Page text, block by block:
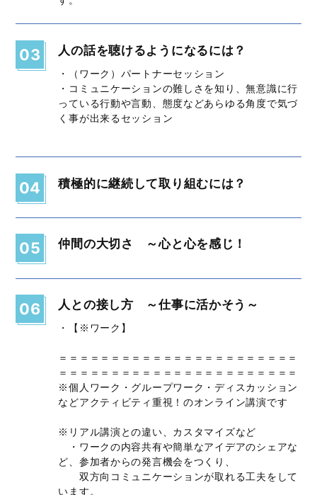
03 人の話を聴けるようになるには？
・（ワーク）パートナーセッション
・コミュニケーションの難しさを知り、無意識に行
っている行動や言動、態度などあらゆる角度で気づ
く事が出来るセッション
04 積極的に継続して取り組むには？
05 仲間の大切さ ～心と心を感じ！
06 人との接し方 ～仕事に活かそう～
・【※ワーク】
＝＝＝＝＝＝＝＝＝＝＝＝＝＝＝＝＝＝＝＝＝＝＝
＝＝＝＝＝＝＝＝＝＝＝＝＝＝＝＝＝＝＝＝＝＝＝
※個人ワーク・グループワーク・ディスカッション
などアクティビティ重視！のオンライン講演です
※リアル講演との違い、カスタマイズなど
・ワークの内容共有や簡単なアイデアのシェアな
ど、参加者からの発言機会をつくり、
双方向コミュニケーションが取れる工夫をして
います。